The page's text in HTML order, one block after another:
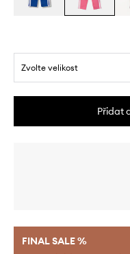
Zvolte velikost
Přidat
FINAL SALE %